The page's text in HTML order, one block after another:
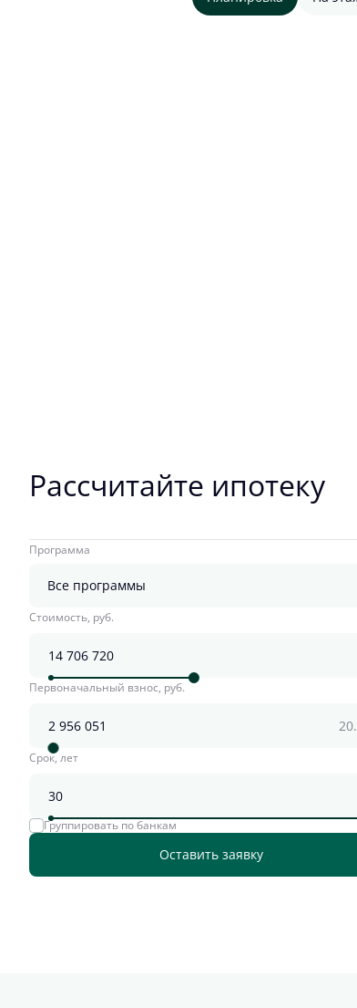
Рассчитайте ипотеку
Программа
Все программы
Стоимость, руб.
Первоначальный взнос, руб.
Срок, лет
Группировать по банкам
Оставить заявку